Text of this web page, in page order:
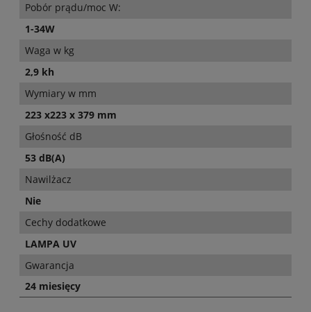
Pobór prądu/moc W:
1-34W
Waga w kg
2,9 kh
Wymiary w mm
223 x223 x 379 mm
Głośność dB
53 dB(A)
Nawilżacz
Nie
Cechy dodatkowe
LAMPA UV
Gwarancja
24 miesięcy